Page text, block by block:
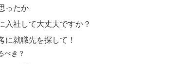
ったか
入社して大丈夫ですか？
に就職先を探して！
べき？